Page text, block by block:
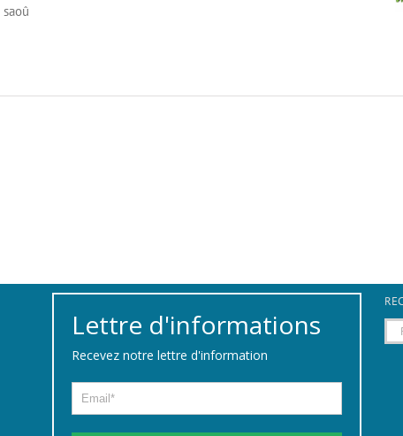
saoû
Lettre d'informations
Recevez notre lettre d'information